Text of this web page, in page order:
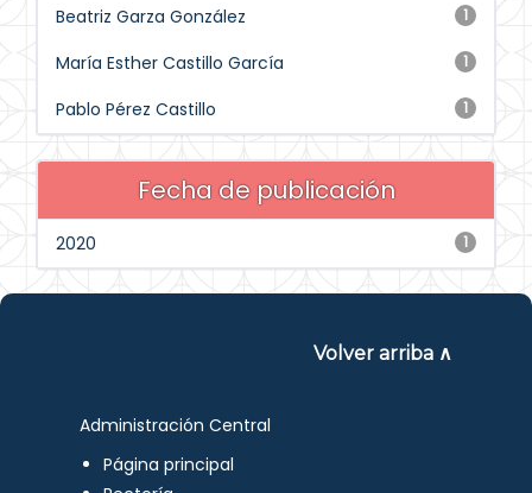
1
Beatriz Garza González
1
María Esther Castillo García
1
Pablo Pérez Castillo
Fecha de publicación
1
2020
Volver arriba ∧
Administración Central
Página principal